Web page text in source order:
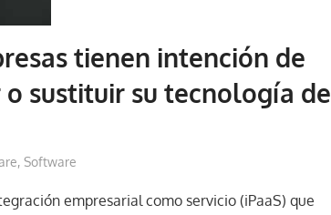
tienen intención de
sustituir su tecnología de
, Software
empresarial como servicio (iPaaS) que